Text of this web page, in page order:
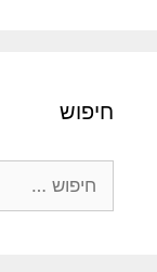
חיפוש